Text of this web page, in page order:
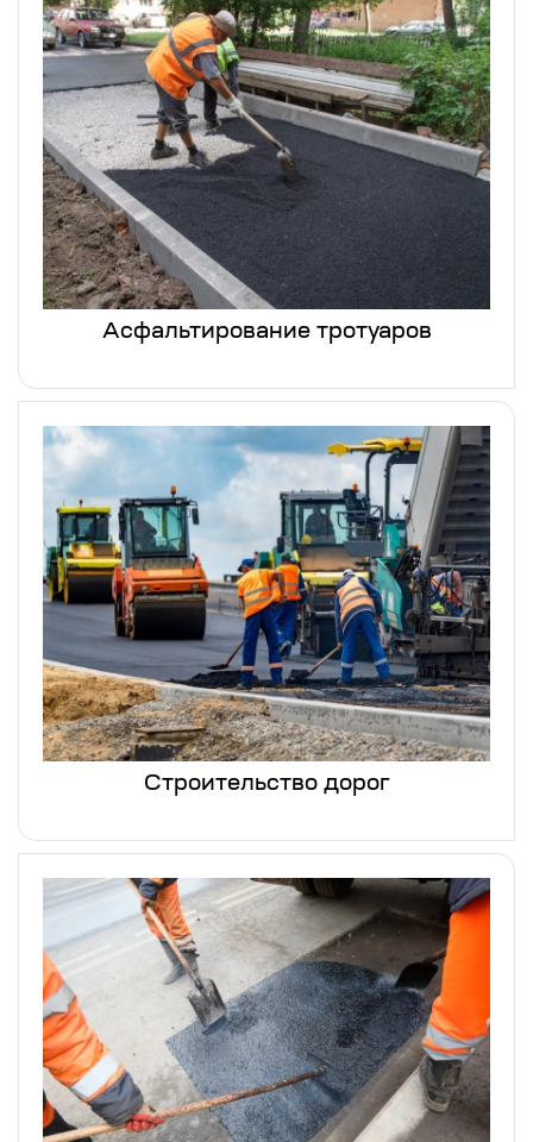
Асфальтирование тротуаров
Строительство дорог